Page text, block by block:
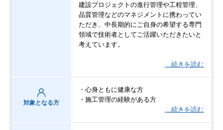
建設プロジェクトの進行管理や工程管理、
品質管理などのマネジメントに携わってい
ただき、中長期的にご自身の希望する専門
領域で技術者としてご活躍いただきたいと
考えています。
…続きを読む
対象となる方
・心身ともに健康な方
・施工管理の経験がある方
…続きを読む